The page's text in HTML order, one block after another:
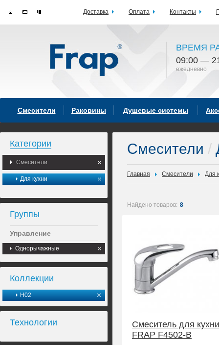
ВРЕМЯ
09:00 —
ежедневно
Смесители Раковины Душевые системы
Категории
Смесители
Для кухни
Группы
Управление
Однорычажные
Коллекции
H02
Технологии
Смесители /
Главная Смесители Для
Найдено товаров: 8
Смеситель для кухни
FRAP F4502-B
Доставка Оплата Контакты